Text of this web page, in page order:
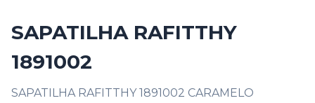
SAPATILHA RAFITTHY
1891002
SAPATILHA RAFITTHY 1891002 CARAMELO